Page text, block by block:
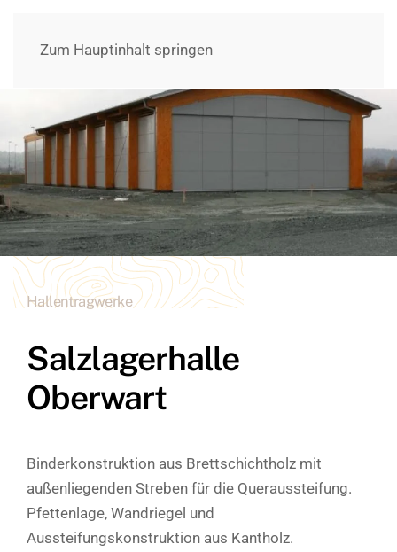
Zum Hauptinhalt springen
Hallentragwerke
Salzlagerhalle
Oberwart
Binderkonstruktion aus Brettschichtholz mit
außenliegenden Streben für die Queraussteifung.
Pfettenlage, Wandriegel und
Aussteifungskonstruktion aus Kantholz.